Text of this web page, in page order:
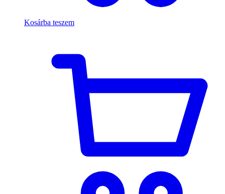
Kosárba teszem